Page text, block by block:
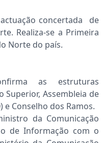
concertada de
Realiza-se a Primeira
Norte do país.
as estruturas
Superior, Assembleia de
e Conselho dos Ramos.
da Comunicação
de Informação com o